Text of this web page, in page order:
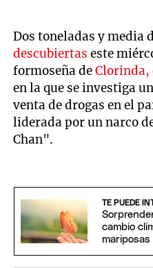
Dos toneladas y media
descubiertas este
formoseña deClorinda,
en la que se investiga
venta de drogas en el
liderada por un narco
Chan".
TE PUEDE
cambio
mariposas